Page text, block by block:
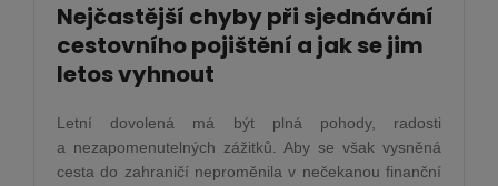
Nejčastější chyby při sjednávání
cestovního pojištění a jak se jim
letos vyhnout
Letní dovolená má být plná pohody, radosti
a nezapomenutelných zážitků. Aby se však vysněná
cesta do zahraničí neproměnila v nečekanou finanční